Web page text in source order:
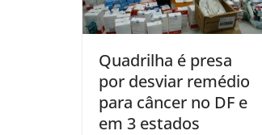
Quadrilha é presa
por desviar remédio
para câncer no DF e
em 3 estados